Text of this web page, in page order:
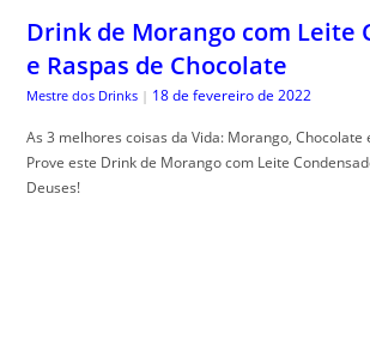
Drink de Morango com Leite
e Raspas de Chocolate
Mestre dos Drinks | 18 de fevereiro de 2022
As 3 melhores coisas da Vida: Morango, Chocolate
Prove este Drink de Morango com Leite
Deuses!